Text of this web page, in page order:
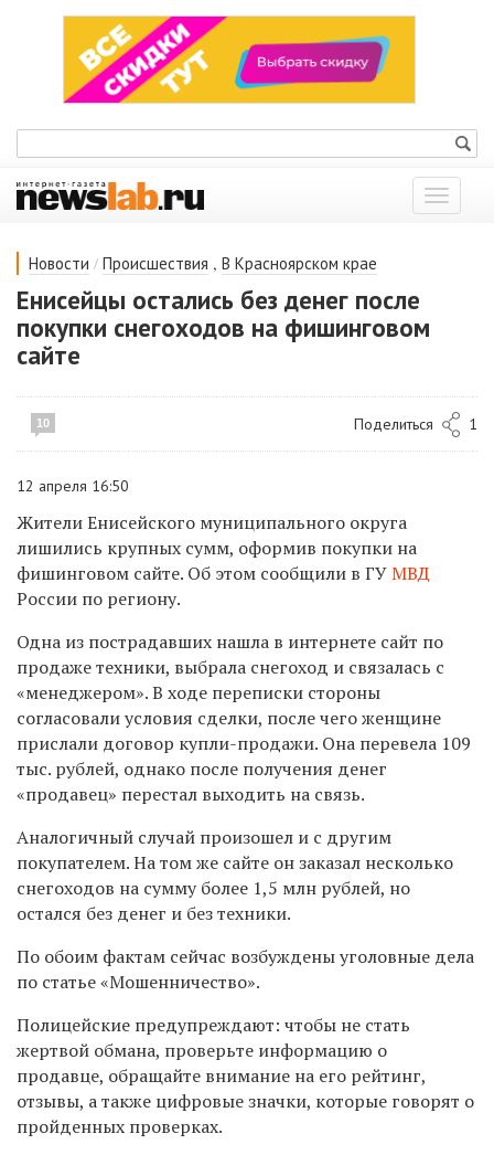
Показать
меню
Новости / Происшествия , В Красноярском крае
Енисейцы остались без денег после
покупки снегоходов на фишинговом
сайте
10 Поделиться 1
12 апреля 16:50
Жители Енисейского муниципального округа
лишились крупных сумм, оформив покупки на
фишинговом сайте. Об этом сообщили в ГУМВД
России по региону.
Одна из пострадавших нашла в интернете сайт по
продаже техники, выбрала снегоход и связалась с
«менеджером». В ходе переписки стороны
согласовали условия сделки, после чего женщине
прислали договор купли-продажи. Она перевела 109
тыс. рублей, однако после получения денег
«продавец» перестал выходить на связь.
Аналогичный случай произошел и с другим
покупателем. На том же сайте он заказал несколько
снегоходов на сумму более 1,5 млн рублей, но
остался без денег и без техники.
По обоим фактам сейчас возбуждены уголовные дела
по статье «Мошенничество».
Полицейские предупреждают: чтобы не стать
жертвой обмана, проверьте информацию о
продавце, обращайте внимание на его рейтинг,
отзывы, а также цифровые значки, которые говорят о
пройденных проверках.